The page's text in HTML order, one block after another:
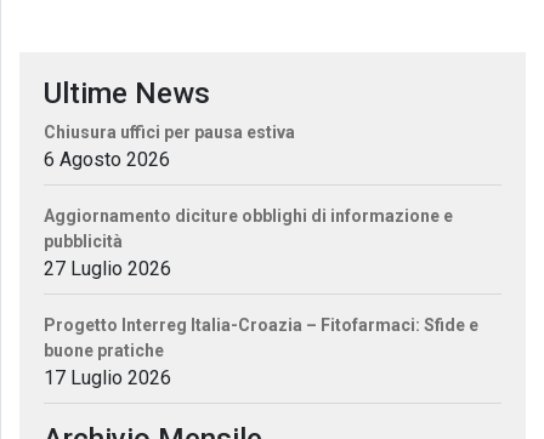
Ultime News
Chiusura uffici per pausa estiva
6 Agosto 2026
Aggiornamento diciture obblighi di informazione e
pubblicità
27 Luglio 2026
Progetto Interreg Italia-Croazia – Fitofarmaci: Sfide e
buone pratiche
17 Luglio 2026